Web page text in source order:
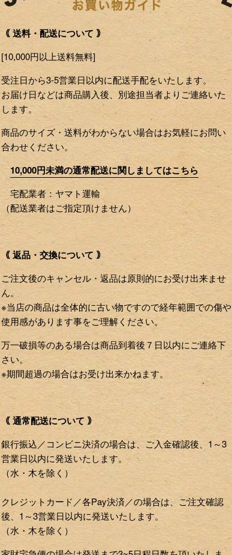
｟ 送料・配送について ｠
[10,000円以上送料無料]
受注日から3-5営業日以内に配送手配をいたします。
お届け日などは商品購入後、別途担当者よりご連絡いた
します。
商品のサイズ・送料がわからない場合はお気軽にお問い
合わせください。
10,000円未満の通常配送に関しましてはこちら
宅配業者：ヤマト運輸
（配送業者はご指定頂けません）
｟ 返品・交換について ｠
ご注文後のキャンセル・返品は原則的にお受け出来ませ
ん。
※当店の商品は全体的に古い物ですので経年範囲での傷や
使用感があります事をご理解ください。
万一破損等のある場合は商品到着後７日以内にご連絡下
さい。
※期間超過の場合はお受け出来かねます。
｟ 通常配送について ｠
銀行振込／コンビニ決済の場合は、ご入金確認後、1～3
営業日以内に発送いたします。
（水・木を除く）
クレジットカード／各Pay決済／の場合は、ご注文確認
後、1～3営業日以内に発送いたします。
（水・木を除く）